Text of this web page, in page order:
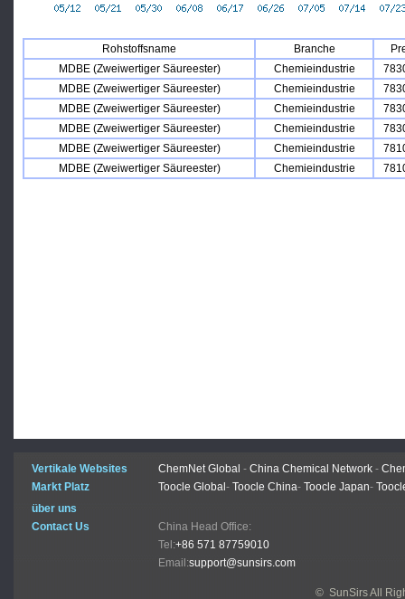
Rohstoffsname Branche
MDBE (Zweiwertiger Säureester)
Chemieindustrie
MDBE (Zweiwertiger Säureester)
Chemieindustrie
MDBE (Zweiwertiger Säureester)
Chemieindustrie
MDBE (Zweiwertiger Säureester)
Chemieindustrie
MDBE (Zweiwertiger Säureester)
Chemieindustrie
MDBE (Zweiwertiger Säureester)
Chemieindustrie
Vertikale Websites ChemNet Global - China Chemical Network -
Markt Platz
Toocle Global - Toocle China- Toocle Japan-
über uns
Contact Us
China Head Office:
Tel:+86 571 87759010
Email:support@sunsirs.com
© SunSirs All